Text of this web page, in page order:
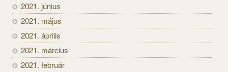
2021. június
2021. május
2021. április
2021. március
2021. február